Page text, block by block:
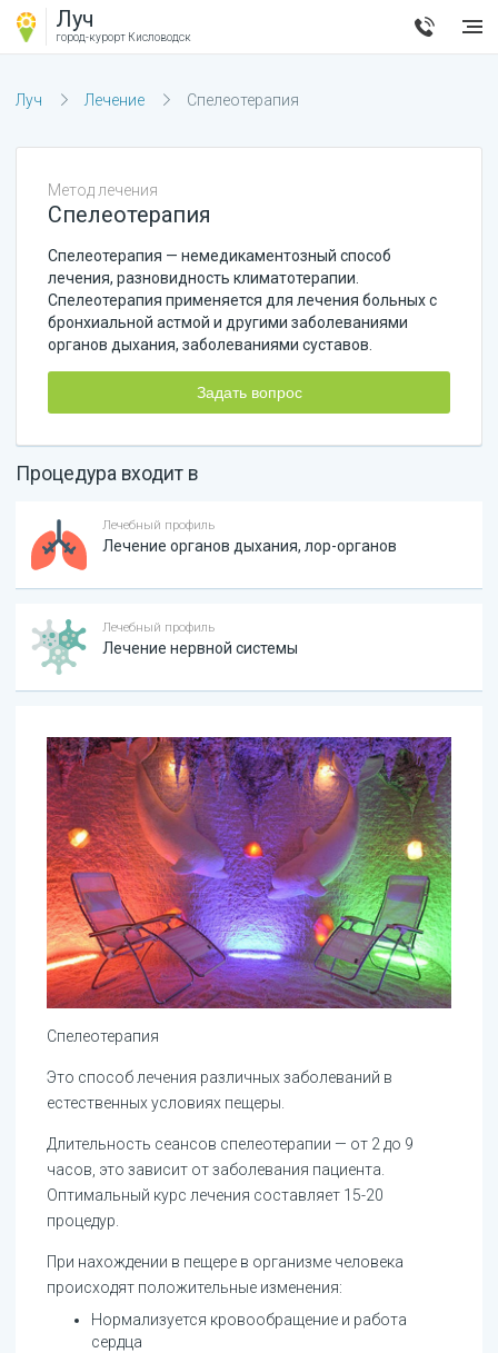
Луч
город-курорт Кисловодск
Луч Лечение Спелеотерапия
Метод лечения
Спелеотерапия
Спелеотерапия — немедикаментозный способ
лечения, разновидность климатотерапии.
Спелеотерапия применяется для лечения больных с
бронхиальной астмой и другими заболеваниями
органов дыхания, заболеваниями суставов.
Задать вопрос
Процедура входит в
Лечебный профиль
Лечение органов дыхания, лор-органов
Лечебный профиль
Лечение нервной системы
Спелеотерапия
Это способ лечения различных заболеваний в
естественных условиях пещеры.
Длительность сеансов спелеотерапии — от 2 до 9
часов, это зависит от заболевания пациента.
Оптимальный курс лечения составляет 15-20
процедур.
При нахождении в пещере в организме человека
происходят положительные изменения:
Нормализуется кровообращение и работа
сердца